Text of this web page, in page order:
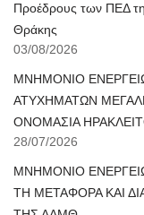
Προέδρους των ΠΕΔ
Θράκης
03/08/2026
ΜΝΗΜΟΝΙΟ
ΑΤΥΧΗΜΑΤΩΝ
ΟΝΟΜΑΣΙΑ
28/07/2026
ΜΝΗΜΟΝΙΟ
ΤΗ ΜΕΤΑΦΟΡΑ ΚΑΙ